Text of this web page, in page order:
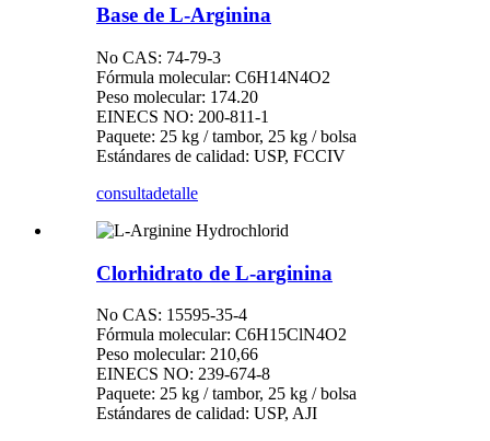
Base de L-Arginina
No CAS: 74-79-3
Fórmula molecular: C6H14N4O2
Peso molecular: 174.20
EINECS NO: 200-811-1
Paquete: 25 kg / tambor, 25 kg / bolsa
Estándares de calidad: USP, FCCIV
consultadetalle
Clorhidrato de L-arginina
No CAS: 15595-35-4
Fórmula molecular: C6H15ClN4O2
Peso molecular: 210,66
EINECS NO: 239-674-8
Paquete: 25 kg / tambor, 25 kg / bolsa
Estándares de calidad: USP, AJI